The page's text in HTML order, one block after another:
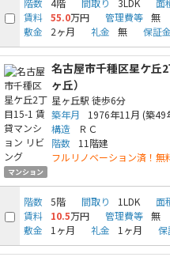
賃料 55.0万円 管理費等 無
敷金
2ヶ月 礼金 無 保証金
マンション
名古屋市千種区星ケ丘
ヶ丘）
星ヶ丘駅 徒歩6分
築年月
1976年11月 (築49
構造
ＲＣ
階数
11階建
フルリノベーション済！
階数 5階 間取り 1LDK 面
賃料 10.5万円 管理費等 無
敷金
1ヶ月 礼金 1ヶ月 保